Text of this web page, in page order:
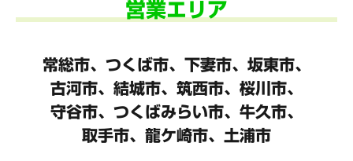
営業エリア
常総市、つくば市、下妻市、坂東市、
古河市、結城市、筑西市、桜川市、
守谷市、 つくばみらい市、牛久市、
取手市、龍ケ崎市、土浦市